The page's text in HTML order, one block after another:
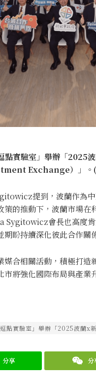
點實驗室」舉辦「
Exchange）」。(
提到，波蘭作為
的推動下，波蘭市場
會長也高度肯
盼持續深化彼此合作關
合相關活動，積極打
將強化國際布局與產
點實驗室」舉辦「2025波蘭x
分享 分